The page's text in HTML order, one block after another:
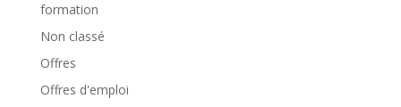
formation
Non classé
Offres
Offres d'emploi